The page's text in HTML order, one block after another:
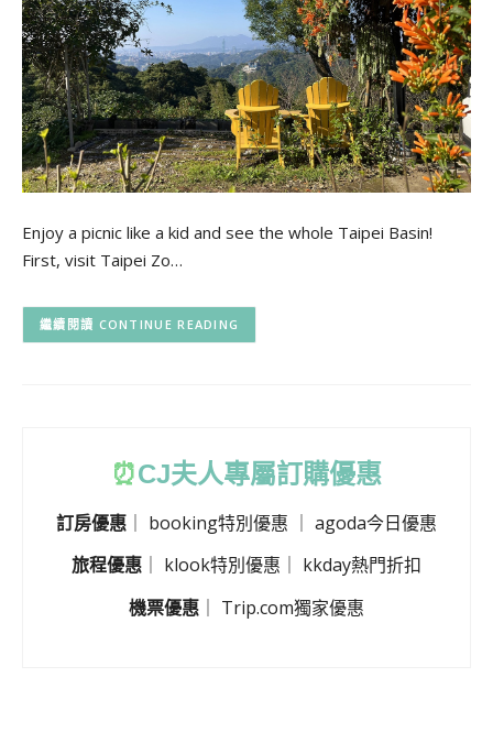
Enjoy a picnic like a kid and see the whole Taipei Basin!
First, visit Taipei Zo…
CONTINUE READING
⏰CJ夫人專屬訂購優惠
訂房優惠 ｜ booking特別優惠 ｜ agoda今日優惠
旅程優惠
klook特別優惠
kkday熱門折扣
機票優惠
Trip.com獨家優惠